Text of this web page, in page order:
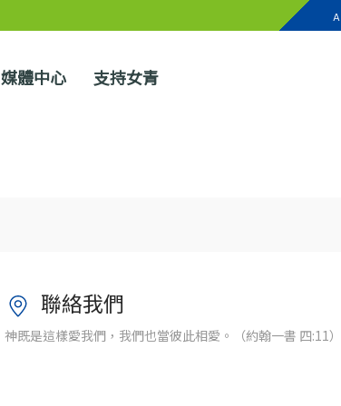
A
媒體中心 支持女青
聯絡我們
神既是這樣愛我們，我們也當彼此相愛。（約翰一書 四:11）